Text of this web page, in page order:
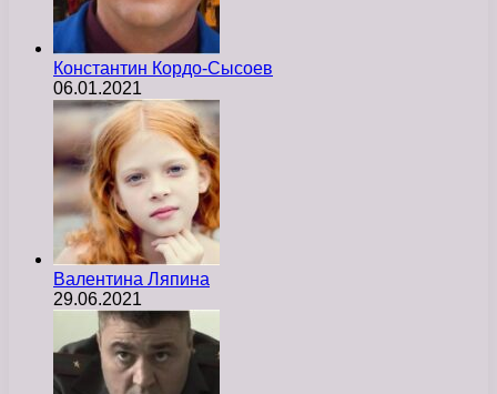
Константин Кордо-Сысоев
06.01.2021
Валентина Ляпина
29.06.2021